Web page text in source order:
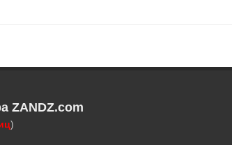
ZANDZ.com
)